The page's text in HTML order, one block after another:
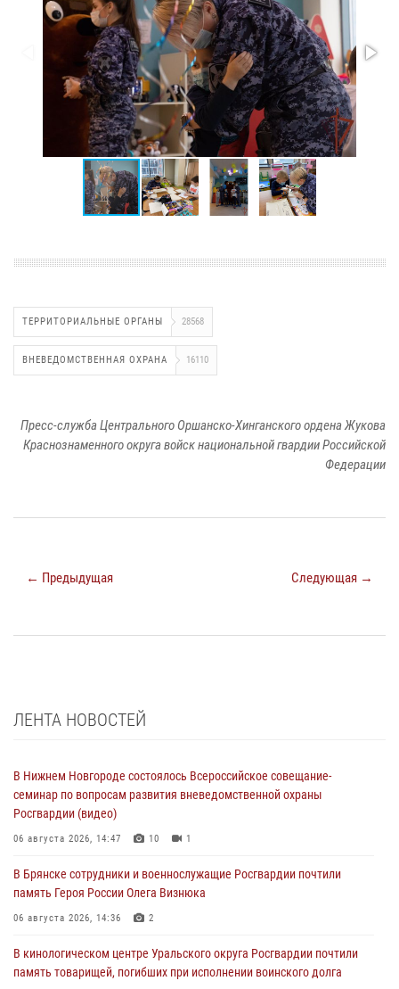
ТЕРРИТОРИАЛЬНЫЕ ОРГАНЫ 28568
ВНЕВЕДОМСТВЕННАЯ ОХРАНА 16110
Пресс-служба Центрального Оршанско-Хинганского ордена Жукова
Краснознаменного округа войск национальной гвардии Российской
Федерации
← Предыдущая Следующая →
ЛЕНТА НОВОСТЕЙ
В Нижнем Новгороде состоялось Всероссийское совещание-
семинар по вопросам развития вневедомственной охраны
Росгвардии (видео)
06 августа 2026, 14:47 10 1
В Брянске сотрудники и военнослужащие Росгвардии почтили
память Героя России Олега Визнюка
06 августа 2026, 14:36 2
В кинологическом центре Уральского округа Росгвардии почтили
память товарищей, погибших при исполнении воинского долга